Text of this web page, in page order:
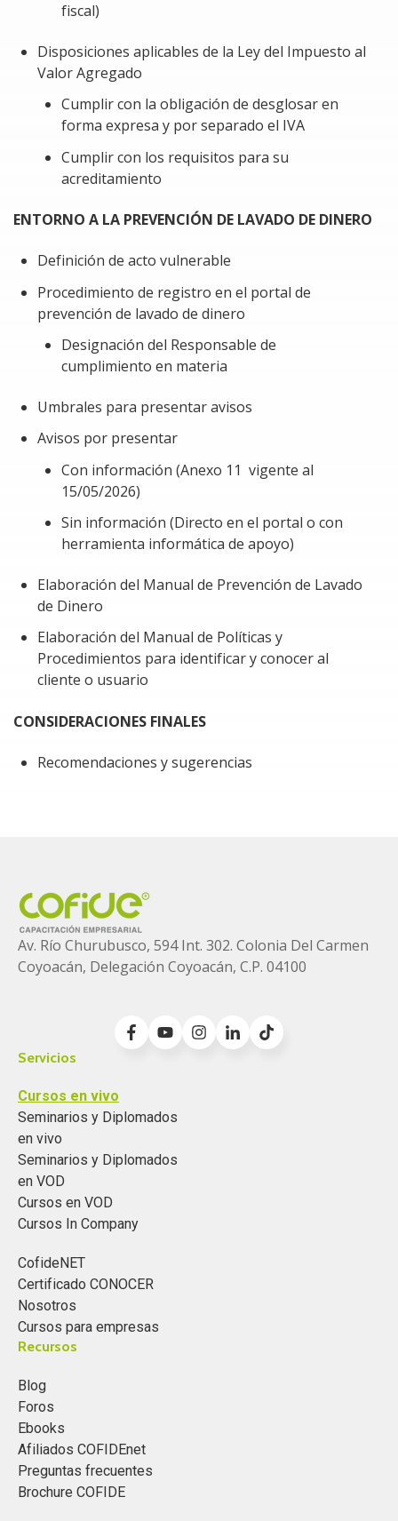
peligro la posibilidad de deducir los gastos en el
Impuesto Sobre la Renta (ISR) y de acreditar el
Impuesto al Valor Agregado (IVA).
Minimizar cualquier error durante el proceso de
registro en el portal de prevención de lavado de
Anticipar los requisitos de información necesarios
la Unidad de Inteligencia Financiera (UIF).
En resumen, este módulo busca garantizar un
servicio especializado.
REQUERIMIENTO ESPECIAL PARA EL CURSO
Lectura obligada del artículo 15-D del Código
Fiscal de la Federación
Conocimiento básico de los requisitos de las
deducciones
Conocimiento del portal de Prevención de Lavado
fiscal)
Disposiciones aplicables de la Ley del Impuesto al
Valor Agregado
Cumplir con la obligación de desglosar en
forma expresa y por separado el IVA
Cumplir con los requisitos para su
acreditamiento
ENTORNO A LA PREVENCIÓN DE LAVADO DE DINERO
Definición de acto vulnerable
Procedimiento de registro en el portal de
prevención de lavado de dinero
Designación del Responsable de
cumplimiento en materia
Umbrales para presentar avisos
Avisos por presentar
Con información (Anexo 11 vigente al
15/05/2026)
Sin información (Directo en el portal o con
herramienta informática de apoyo)
Elaboración del Manual de Prevención de Lavado
de Dinero
Elaboración del Manual de Políticas y
Procedimientos para identificar y conocer al
cliente o usuario
CONSIDERACIONES FINALES
Recomendaciones y sugerencias
Av. Río Churubusco, 594 Int. 302. Colonia Del Carmen
Coyoacán, Delegación Coyoacán, C.P. 04100
Servicios
Cursos en vivo
Seminarios y Diplomados
en vivo
Seminarios y Diplomados
en VOD
Cursos en VOD
Cursos In Company
CofideNET
Certificado CONOCER
Nosotros
Cursos para empresas
Recursos
Blog
Foros
Ebooks
Afiliados COFIDEnet
Preguntas frecuentes
Brochure COFIDE